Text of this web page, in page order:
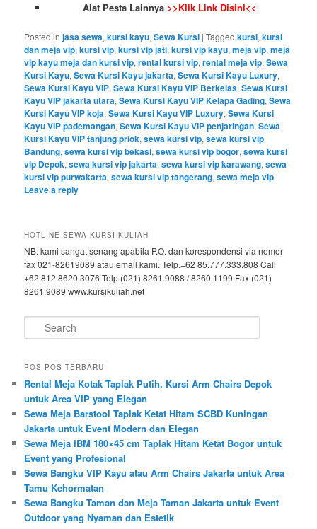
Alat Pesta Lainnya >>Klik Link Disini<<
Posted in jasa sewa,kursi kayu,Sewa Kursi |Tagged kursi,kursi
dan meja vip,kursi vip,kursi vip jati,kursi vip kayu,meja vip,meja
vip kayu meja dan kursi vip,rental kursi vip,rental meja vip,Sewa
Kursi Kayu,Sewa Kursi Kayu jakarta,Sewa Kursi Kayu Luxury,
Sewa Kursi Kayu VIP,Sewa Kursi Kayu VIP Berkelas,Sewa Kursi
Kayu VIP jakarta utara,Sewa Kursi Kayu VIP Kelapa Gading,Sewa
Kursi Kayu VIP koja,Sewa Kursi Kayu VIP Luxury,Sewa Kursi
Kayu VIP pademangan,Sewa Kursi Kayu VIP penjaringan,Sewa
Kursi Kayu VIP tanjung priok,sewa kursi vip,sewa kursi vip
Bandung,sewa kursi vip bekasi,sewa kursi vip bogor,sewa kursi
vip Depok,sewa kursi vip jakarta,sewa kursi vip karawang,sewa
kursi vip purwakarta,sewa kursi vip tangerang,sewa meja vip |
Leave a reply
HOTLINE SEWA KURSI KULIAH
NB: kami sangat senang apabila P.O. dan korespondensi via nomor
fax 021-82619089 atau email kami. Telp.+62 85.777.333.808 Call
+62 812.8620.3076 Telp (021) 8261.9088 / 8260.1199 Fax (021)
8261.9089 www.kursikuliah.net
Search
POS-POS TERBARU
Rental Meja Kotak Taplak Putih, Kursi Arm Chairs Depok
untuk Area VIP yang Elegan
Sewa Meja Barstool Taplak Ketat Hitam SCBD Kuningan
Jakarta untuk Event Modern dan Elegan
Sewa Meja IBM 180×45 cm Taplak Hitam Ketat Bogor untuk
Event yang Profesional
Sewa Bangku VIP Kayu atau Arm Chairs Jakarta untuk Area
Tamu Kehormatan
Sewa Bangku Taman dan Meja Taman Jakarta untuk Event
Outdoor yang Nyaman dan Estetik